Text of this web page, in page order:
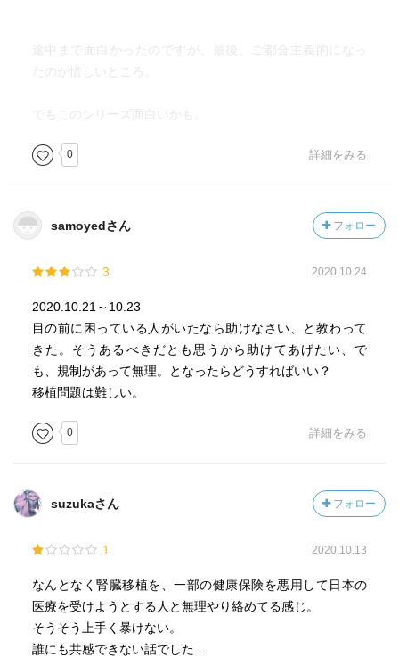
なるほど、高齢者には「きょうよう」「きょういく」が、
その上に「えいよう」も・・・栄養も・・・と、思ったけ
ど、どうでもエイヨウと、言われそうだ！（笑）
本の話から逸れてしまった。（笑）
途中まで面白かったのですが、最後、ご都合主義的になっ
たのが惜しいところ。
でもこのシリーズ面白いかも。
0 詳細をみる
samoyedさん フォロー
3 2020.10.24
2020.10.21～10.23
目の前に困っている人がいたなら助けなさい、と教わって
きた。そうあるべきだとも思うから助けてあげたい、で
も、規制があって無理。となったらどうすればいい？
移植問題は難しい。
0 詳細をみる
suzukaさん フォロー
1 2020.10.13
なんとなく腎臓移植を、一部の健康保険を悪用して日本の
医療を受けようとする人と無理やり絡めてる感じ。
そうそう上手く暴けない。
誰にも共感できない話でした…